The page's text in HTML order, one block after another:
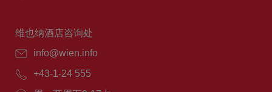
维也纳酒店咨询处
info@wien.info
+43-1-24 555